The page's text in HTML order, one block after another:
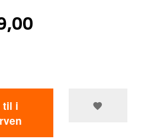
til i